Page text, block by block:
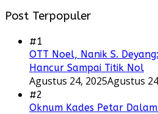
Post Terpopuler
#1
OTT Noel, Nanik S.
Hancur Sampai Titik Nol
Agustus 24, 2025Agustus
#2
Oknum Kades Petar